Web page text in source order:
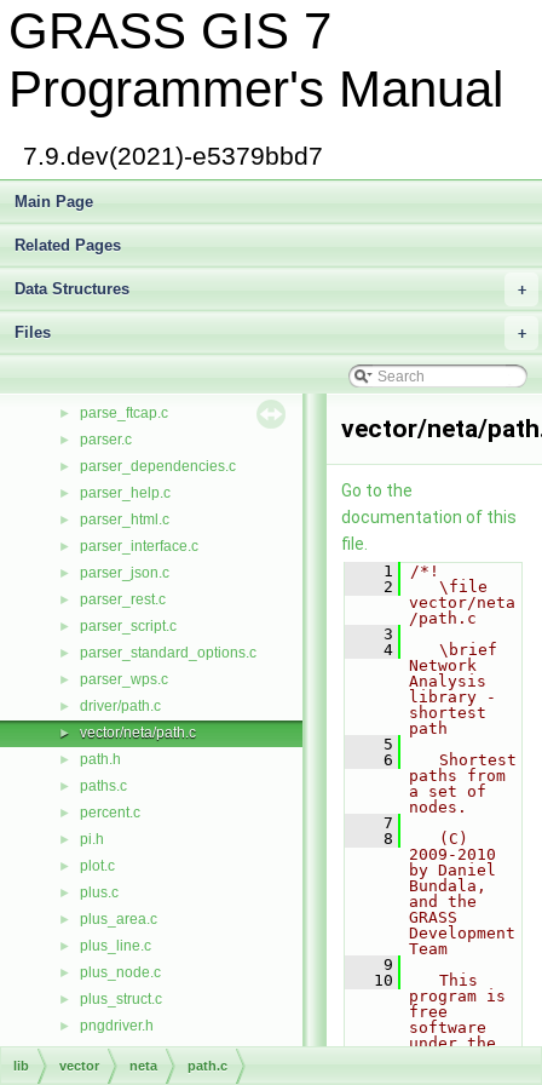
GRASS GIS 7
Programmer's Manual
7.9.dev(2021)-e5379bbd7
Main Page
Related Pages
+
Data Structures
+
Files
► option.c
► ortho.c
ortholib.h
otrma.c
otrsm.c
output2d.c
► overlap.c
► overlay.c
► overwrite.c
► pagein.c
► pageout.c
► Paintlib.h
► parse_ftcap.c
► parser.c
► parser_dependencies.c
► parser_help.c
► parser_html.c
► parser_interface.c
► parser_json.c
► parser_rest.c
► parser_script.c
► parser_standard_options.c
► parser_wps.c
► driver/path.c
► vector/neta/path.c
► path.h
► paths.c
► percent.c
► pi.h
► plot.c
► plus.c
► plus_area.c
► plus_line.c
► plus_node.c
► plus_struct.c
► pngdriver.h
point.c
point2d.c
vector/neta/
Go to the
documentation of this
file.
    1
/*!
    2
   \file
vector/neta
/path.c
    3
    4
   \brief
Network
Analysis
library -
shortest
path
    5
    6
   Shortest
paths from
a set of
nodes.
    7
    8
   (C)
2009-2010
by Daniel
Bundala,
and the
GRASS
Development
Team
    9
   10
   This
program is
free
software
under the
lib vector neta path.c